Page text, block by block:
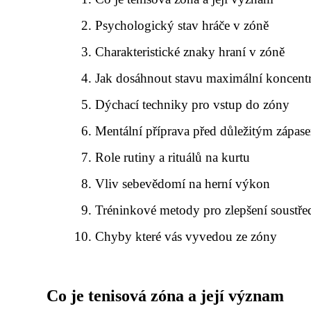
Psychologický stav hráče v zóně
Charakteristické znaky hraní v zóně
Jak dosáhnout stavu maximální
Dýchací techniky pro vstup do zóny
Mentální příprava před důležitým
Role rutiny a rituálů na kurtu
Vliv sebevědomí na herní výkon
Tréninkové metody pro zlepšení
Chyby které vás vyvedou ze zóny
Co je tenisová zóna a její význam